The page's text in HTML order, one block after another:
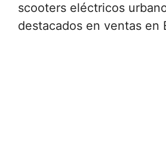
scooters eléctricos
destacados en ventas en